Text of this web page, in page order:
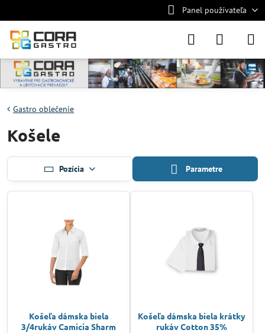
Panel používateľa
Gastro oblečenie
Košele
Pozícia Parametre
Košeľa dámska biela
3/4rukáv Camicia Sharm
Košeľa dámska biela krátky
rukáv Cotton 35%